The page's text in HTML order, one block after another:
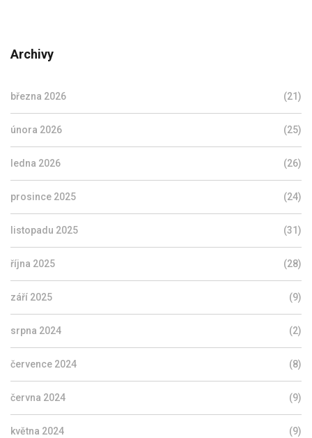
Archivy
března 2026 (21)
února 2026 (25)
ledna 2026 (26)
prosince 2025 (24)
listopadu 2025 (31)
října 2025 (28)
září 2025 (9)
srpna 2024 (2)
července 2024 (8)
června 2024 (9)
května 2024 (9)